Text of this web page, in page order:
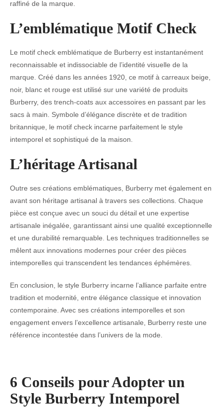
raffiné de la marque.
L’emblématique Motif Check
Le motif check emblématique de Burberry est instantanément
reconnaissable et indissociable de l’identité visuelle de la
marque. Créé dans les années 1920, ce motif à carreaux beige,
noir, blanc et rouge est utilisé sur une variété de produits
Burberry, des trench-coats aux accessoires en passant par les
sacs à main. Symbole d’élégance discrète et de tradition
britannique, le motif check incarne parfaitement le style
intemporel et sophistiqué de la maison.
L’héritage Artisanal
Outre ses créations emblématiques, Burberry met également en
avant son héritage artisanal à travers ses collections. Chaque
pièce est conçue avec un souci du détail et une expertise
artisanale inégalée, garantissant ainsi une qualité exceptionnelle
et une durabilité remarquable. Les techniques traditionnelles se
mêlent aux innovations modernes pour créer des pièces
intemporelles qui transcendent les tendances éphémères.
En conclusion, le style Burberry incarne l’alliance parfaite entre
tradition et modernité, entre élégance classique et innovation
contemporaine. Avec ses créations intemporelles et son
engagement envers l’excellence artisanale, Burberry reste une
référence incontestée dans l’univers de la mode.
6 Conseils pour Adopter un
Style Burberry Intemporel